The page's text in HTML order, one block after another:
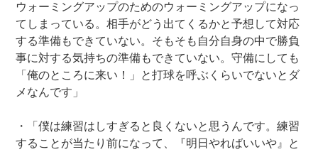
ウォーミングアップのためのウォーミングアップになっ
てしまっている。相手がどう出てくるかと予想して対応
する準備もできていない。そもそも自分自身の中で勝負
事に対する気持ちの準備もできていない。守備にしても
「俺のところに来い！」と打球を呼ぶくらいでないとダ
メなんです」
・「僕は練習はしすぎると良くないと思うんです。練習
することが当たり前になって、『明日やればいいや』と